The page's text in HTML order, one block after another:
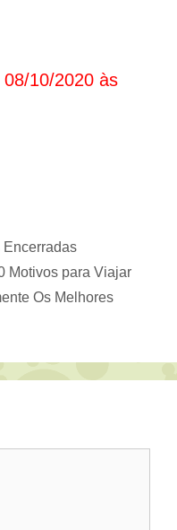
10/2020 às
Encerradas
Motivos para Viajar
Os Melhores